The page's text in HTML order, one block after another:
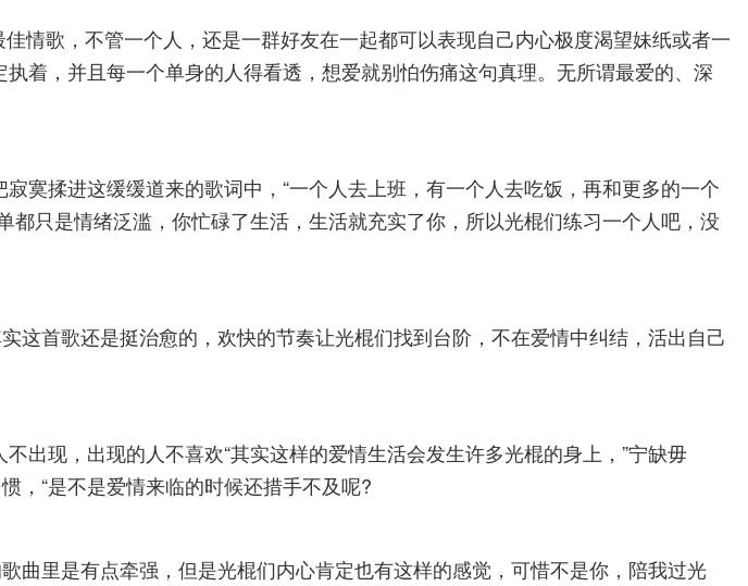
情歌，不管一个人，还是一群好友在一起都可以表现自己内心极度渴望妹纸或者一
着，并且每一个单身的人得看透，想爱就别怕伤痛这句真理。无所谓最爱的、深
寞揉进这缓缓道来的歌词中，“一个人去上班，有一个人去吃饭，再和更多的一个
只是情绪泛滥，你忙碌了生活，生活就充实了你，所以光棍们练习一个人吧，没
这首歌还是挺治愈的，欢快的节奏让光棍们找到台阶，不在爱情中纠结，活出自己
出现，出现的人不喜欢“其实这样的爱情生活会发生许多光棍的身上，”宁缺毋
，“是不是爱情来临的时候还措手不及呢?
曲里是有点牵强，但是光棍们内心肯定也有这样的感觉，可惜不是你，陪我过光